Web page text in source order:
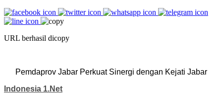
URL berhasil dicopy
Pemdaprov Jabar Perkuat Sinergi dengan Kejati Jabar
Indonesia 1.Net